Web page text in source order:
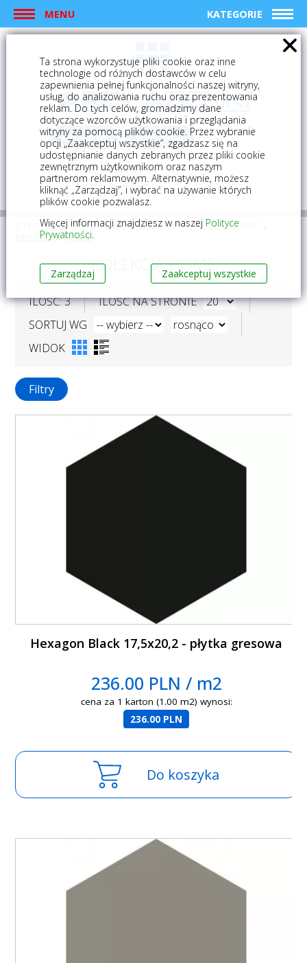
MENU KATEGORIE
logowanie rejestracja
Mój koszyk (0)
STRONA GŁÓWNA PŁYTKI
PŁYTKI PODŁOGOWE
KOLEKCJA HOME
KOLEKCJA HOME
ILOŚĆ: 3
ILOŚĆ NA STRONIE
SORTUJ WG
WIDOK
Filtry
Hexagon Black 17,5x20,2 - płytka gresowa
236.00 PLN / m2
cena za 1 karton (1.00 m2) wynosi:
236.00 PLN
Do koszyka
Ta strona wykorzystuje pliki cookie oraz inne
technologie od różnych dostawców w celu
zapewnienia pełnej funkcjonalności naszej witryny,
usług, do analizowania ruchu oraz prezentowania
reklam. Do tych celów, gromadzimy dane
dotyczące wzorców użytkowania i przeglądania
witryny za pomocą plików cookie. Przez wybranie
opcji „Zaakceptuj wszystkie”, zgadzasz się na
udostępnianie danych zebranych przez pliki cookie
zewnętrznym użytkownikom oraz naszym
partnerom reklamowym. Alternatywnie, możesz
kliknąć „Zarządzaj”, i wybrać na używanie których
plików cookie pozwalasz.
Więcej informacji znajdziesz w naszej Polityce
Prywatności.
Zarządzaj Zaakceptuj wszystkie